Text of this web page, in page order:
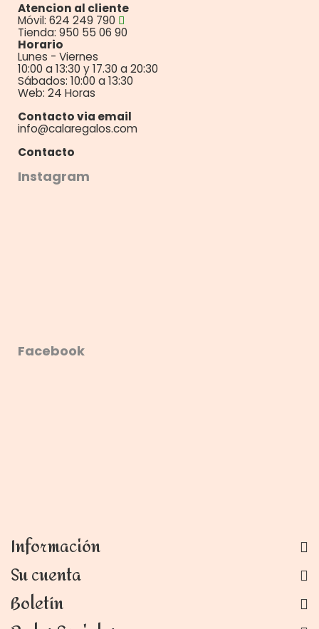
Atencion al cliente
Móvil: 624 249 790
Tienda: 950 55 06 90
Horario
Lunes - Viernes
10:00 a 13:30 y 17.30 a 20:30
Sábados: 10:00 a 13:30
Web: 24 Horas
Contacto via email
info@calaregalos.com
Contacto
Instagram
Facebook
Información
Su cuenta
Boletín